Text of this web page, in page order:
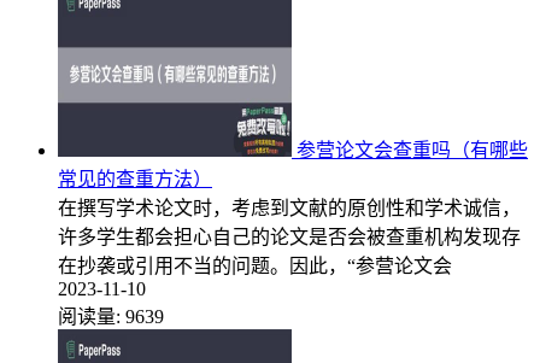
参营论文会查重吗（有哪些
常见的查重方法）
在撰写学术论文时，考虑到文献的原创性和学术诚信，
许多学生都会担心自己的论文是否会被查重机构发现存
在抄袭或引用不当的问题。因此，“参营论文会
2023-11-10
阅读量: 9639